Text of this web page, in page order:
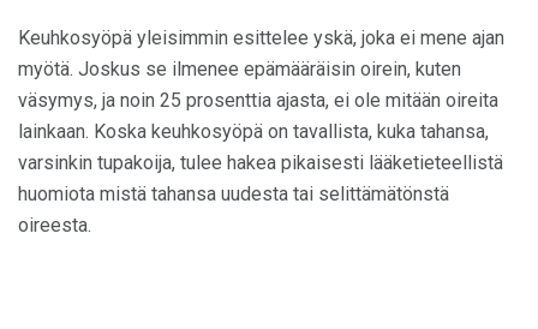
Keuhkosyöpä yleisimmin esittelee yskä, joka ei mene ajan
myötä. Joskus se ilmenee epämääräisin oirein, kuten
väsymys, ja noin 25 prosenttia ajasta, ei ole mitään oireita
lainkaan. Koska keuhkosyöpä on tavallista, kuka tahansa,
varsinkin tupakoija, tulee hakea pikaisesti lääketieteellistä
huomiota mistä tahansa uudesta tai selittämätönstä
oireesta.